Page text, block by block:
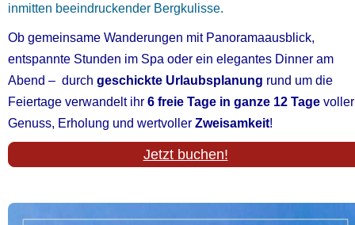
inmitten beeindruckender Bergkulisse.
Ob gemeinsame Wanderungen mit Panoramaausblick,
entspannte Stunden im Spa oder ein elegantes Dinner am
Abend – durch geschickte Urlaubsplanung rund um die
Feiertage verwandelt ihr 6 freie Tage in ganze 12 Tage voller
Genuss, Erholung und wertvoller Zweisamkeit!
Jetzt buchen!